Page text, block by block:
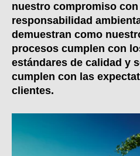
nuestro compromiso
responsabilidad
demuestran como
procesos cumplen con
estándares de calidad y
cumplen con las
clientes.